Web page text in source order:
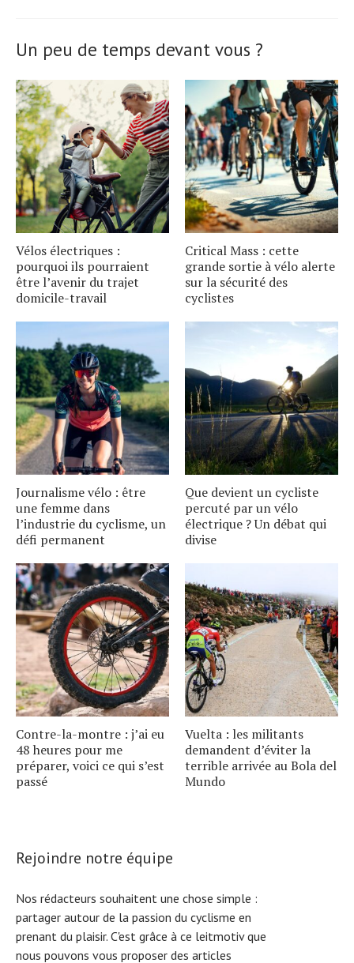
Un peu de temps devant vous ?
Vélos électriques :
pourquoi ils pourraient
être l’avenir du trajet
domicile-travail
Critical Mass : cette
grande sortie à vélo alerte
sur la sécurité des
cyclistes
Journalisme vélo : être
une femme dans
l’industrie du cyclisme, un
défi permanent
Que devient un cycliste
percuté par un vélo
électrique ? Un débat qui
divise
Contre-la-montre : j’ai eu
48 heures pour me
préparer, voici ce qui s’est
passé
Vuelta : les militants
demandent d’éviter la
terrible arrivée au Bola del
Mundo
Rejoindre notre équipe
Nos rédacteurs souhaitent une chose simple :
partager autour de la passion du cyclisme en
prenant du plaisir. C'est grâce à ce leitmotiv que
nous pouvons vous proposer des articles